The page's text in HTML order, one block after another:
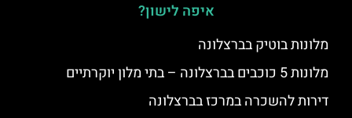
איפה לישון?
מלונות בוטיק בברצלונה
מלונות 5 כוכבים בברצלונה – בתי מלון יוקרתיים
דירות להשכרה במרכז בברצלונה